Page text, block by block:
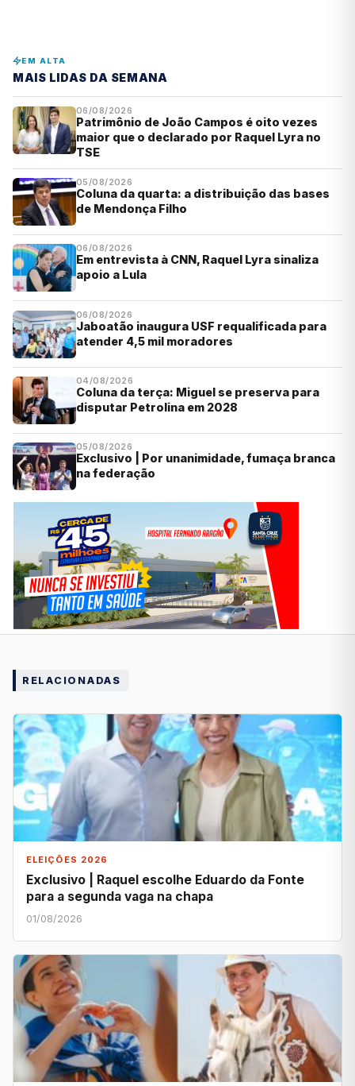
EM ALTA
MAIS LIDAS DA SEMANA
06/08/2026
Patrimônio de João Campos é oito vezes
maior que o declarado por Raquel Lyra no
TSE
05/08/2026
Coluna da quarta: a distribuição das bases
de Mendonça Filho
06/08/2026
Em entrevista à CNN, Raquel Lyra sinaliza
apoio a Lula
06/08/2026
Jaboatão inaugura USF requalificada para
atender 4,5 mil moradores
04/08/2026
Coluna da terça: Miguel se preserva para
disputar Petrolina em 2028
05/08/2026
Exclusivo | Por unanimidade, fumaça branca
na federação
RELACIONADAS
ELEIÇÕES 2026
Exclusivo | Raquel escolhe Eduardo da Fonte
para a segunda vaga na chapa
01/08/2026